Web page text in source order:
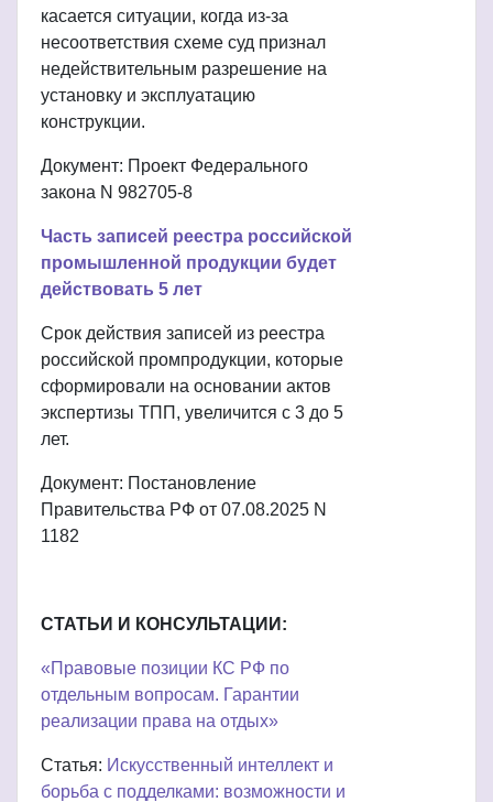
касается ситуации, когда из-за
несоответствия схеме суд признал
недействительным разрешение на
установку и эксплуатацию
конструкции.
Документ: Проект Федерального
закона N 982705-8
Часть записей реестра российской
промышленной продукции будет
действовать 5 лет
Срок действия записей из реестра
российской промпродукции, которые
сформировали на основании актов
экспертизы ТПП, увеличится с 3 до 5
лет.
Документ: Постановление
Правительства РФ от 07.08.2025 N
1182
СТАТЬИ И КОНСУЛЬТАЦИИ:
«Правовые позиции КС РФ по
отдельным вопросам. Гарантии
реализации права на отдых»
Статья: Искусственный интеллект и
борьба с подделками: возможности и